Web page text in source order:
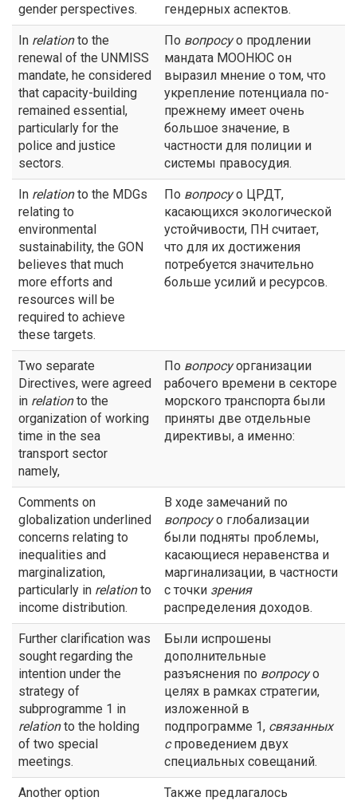
gender perspectives.
гендерных аспектов.
In relationto the
renewal of the UNMISS
mandate, he considered
that capacity-building
remained essential,
particularly for the
police and justice
sectors.
По вопросуо продлении
мандата МООНЮС он
выразил мнение о том, что
укрепление потенциала по-
прежнему имеет очень
большое значение, в
частности для полиции и
системы правосудия.
In relationto the MDGs
relating to
environmental
sustainability, the GON
believes that much
more efforts and
resources will be
required to achieve
these targets.
По вопросуо ЦРДТ,
касающихся экологической
устойчивости, ПН считает,
что для их достижения
потребуется значительно
больше усилий и ресурсов.
Two separate
Directives, were agreed
in relationto the
organization of working
time in the sea
transport sector
namely,
По вопросуорганизации
рабочего времени в секторе
морского транспорта были
приняты две отдельные
директивы, а именно:
Comments on
globalization underlined
concerns relating to
inequalities and
marginalization,
particularly in relationto
income distribution.
В ходе замечаний по
вопросуо глобализации
были подняты проблемы,
касающиеся неравенства и
маргинализации, в частности
с точки зрения
распределения доходов.
Further clarification was
sought regarding the
intention under the
strategy of
subprogramme 1 in
relationto the holding
of two special
meetings.
Были испрошены
дополнительные
разъяснения по вопросуо
целях в рамках стратегии,
изложенной в
подпрограмме 1, связанных
спроведением двух
специальных совещаний.
Another option
Также предлагалось